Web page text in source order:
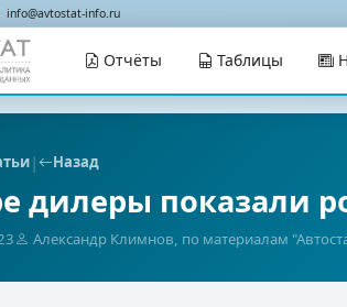
info@avtostat-info.ru
Отчёты Таблицы
| Назад
дилеры показали
Александр Климнов, по материалам